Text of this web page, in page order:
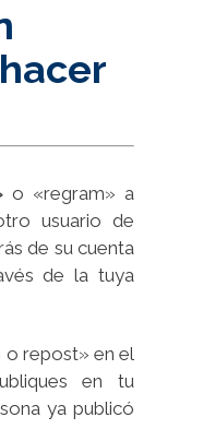
o «regram» a
usuario de
de su cuenta
de la tuya
o repost» en el
en tu
ya publicó